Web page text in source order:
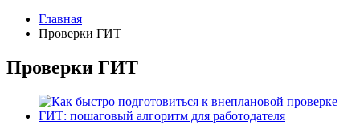
Главная
Проверки ГИТ
Проверки ГИТ